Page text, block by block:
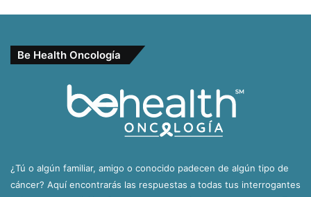
Be Health Oncología
¿Tú o algún familiar, amigo o conocido padecen de algún tipo de
cáncer? Aquí encontrarás las respuestas a todas tus interrogantes